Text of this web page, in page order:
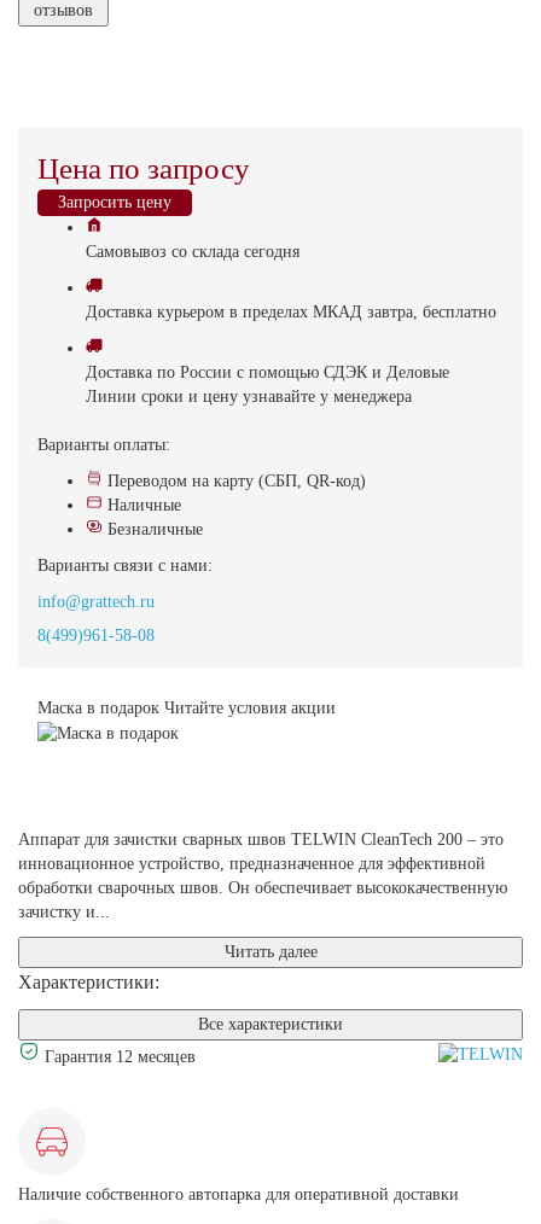
отзывов
Цена по запросу
Запросить цену
Самовывоз со склада cегодня
Доставка курьером в пределах МКАД завтра, бесплатно
Доставка по России с помощью СДЭК и Деловые
Линии сроки и цену узнавайте у менеджера
Варианты оплаты:
Переводом на карту (СБП, QR-код)
Наличные
Безналичные
Варианты связи с нами:
info@grattech.ru
8(499)961-58-08
Маска в подарок Читайте условия акции
Аппарат для зачистки сварных швов TELWIN CleanTech 200 – это
инновационное устройство, предназначенное для эффективной
обработки сварочных швов. Он обеспечивает высококачественную
зачистку и...
Читать далее
Характеристики:
Все характеристики
Гарантия 12 месяцев
Наличие собственного автопарка для оперативной доставки